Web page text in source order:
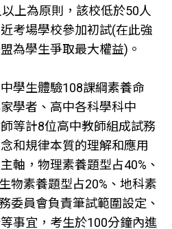
上為原則，該校低於50人
考場學校參加初試(在此強
為學生爭取最大權益)。
學生體驗108課綱素養命
學者、高中各科學科中
等計8位高中教師組成試務
和規律本質的理解和應用
軸，物理素養題型占40%、
物素養題型占20%、地科素
委員會負責筆試範圍設定、
事宜，考生於100分鐘內進